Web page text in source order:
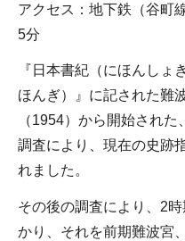
アクセス：地下鉄（谷町
5分
『日本書紀（にほんしょ
ほんぎ）』に記された難
（1954）から開始され
調査により、現在の史跡
れました。
その後の調査により、2
かり、それを前期難波宮